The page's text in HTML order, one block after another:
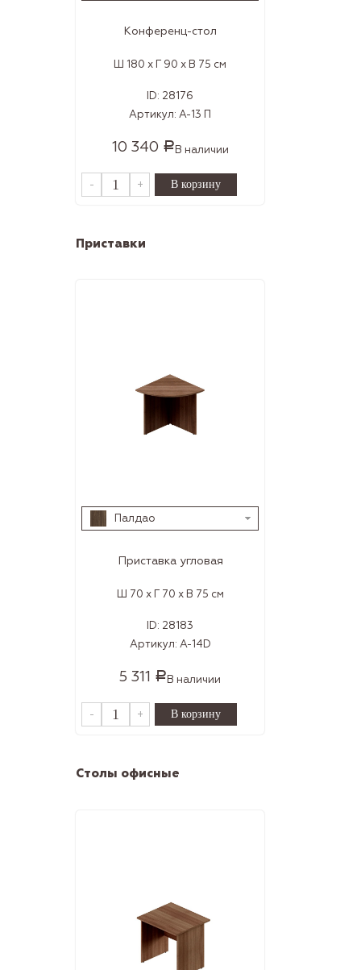
Конференц-стол
Ш 180 x Г 90 x В 75 см
ID: 28176
Артикул: А-13 П
10 340 Р В наличии
- +
Приставки
Палдао
Приставка угловая
Ш 70 x Г 70 x В 75 см
ID: 28183
Артикул: А-14D
5 311 РВ наличии
- +
Столы офисные